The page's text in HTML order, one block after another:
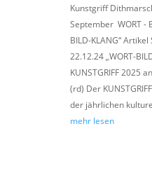
Kunstgriff
September WORT -
BILD-KLANG“
22.12.24 „WORT-
KUNSTGRIFF 2025
(rd) Der
der jährlichen
mehr lesen